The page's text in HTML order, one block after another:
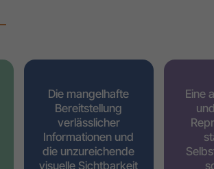
Die mangelhafte
Bereitstellung
verlässlicher
Informationen und
die unzureichende
visuelle Sichtbarkeit
Eine